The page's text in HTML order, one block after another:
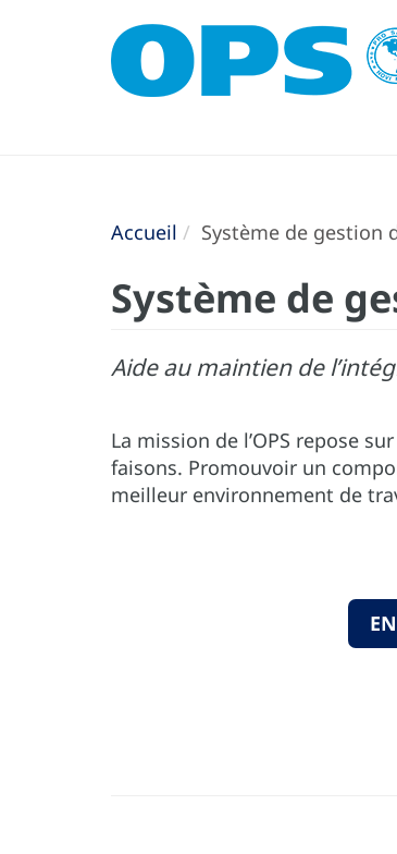
Accueil Système de gestion
Système de
Aide au maintien de
La mission de l’OPS repose
faisons. Promouvoir un
meilleur environnement de